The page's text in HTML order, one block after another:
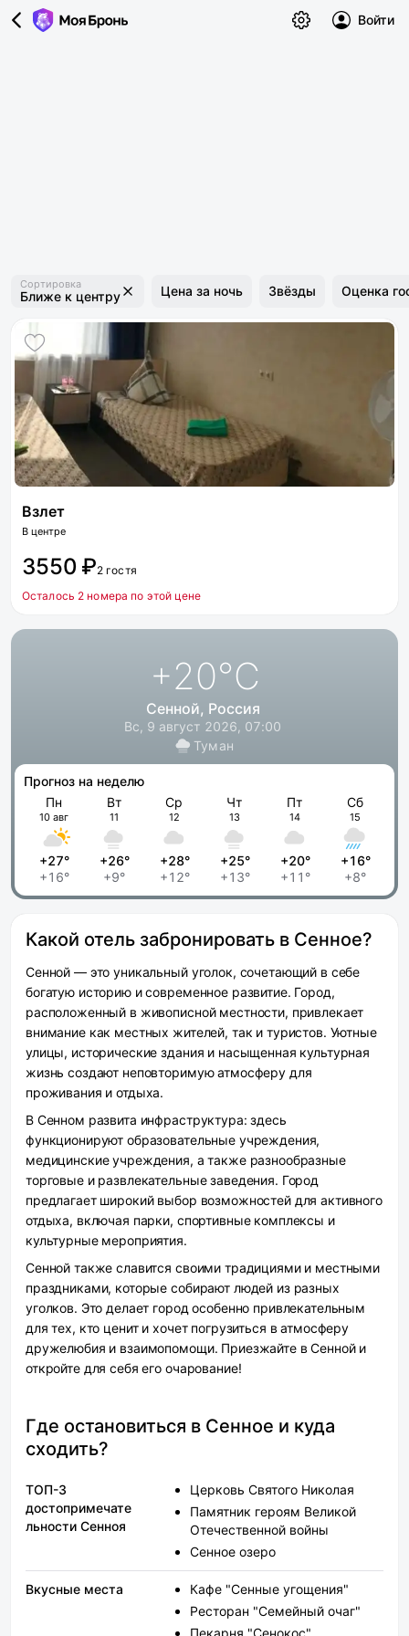
Войти
Сортировка
Ближе к центру Цена за ночь Звёзды Оценка
Взлет
В центре
3550 ₽2 гостя
Осталось 2 номера по этой цене
+20°C
Сенной, Россия
Вс, 9 август 2026, 07:00
Туман
Прогноз на неделю
Пн
10 авг
+27°
+16°
Вт
11
+26°
+9°
Ср
12
+28°
+12°
Чт
13
+25°
+13°
Пт
14
+20°
+11°
Сб
15
+16°
+8°
Какой отель забронировать в Сенное?
Сенной — это уникальный уголок, сочетающий в себе
богатую историю и современное развитие. Город,
расположенный в живописной местности, привлекает
внимание как местных жителей, так и туристов. Уютные
улицы, исторические здания и насыщенная культурная
жизнь создают неповторимую атмосферу для
проживания и отдыха.
В Сенном развита инфраструктура: здесь
функционируют образовательные учреждения,
медицинские учреждения, а также разнообразные
торговые и развлекательные заведения. Город
предлагает широкий выбор возможностей для активного
отдыха, включая парки, спортивные комплексы и
культурные мероприятия.
Сенной также славится своими традициями и местными
праздниками, которые собирают людей из разных
уголков. Это делает город особенно привлекательным
для тех, кто ценит и хочет погрузиться в атмосферу
дружелюбия и взаимопомощи. Приезжайте в Сенной и
откройте для себя его очарование!
Где остановиться в Сенное и куда
сходить?
ТОП-3
достопримечате
льности Сенноя
Церковь Святого Николая
Памятник героям Великой
Отечественной войны
Сенное озеро
Вкусные места
Кафе "Сенные угощения"
Ресторан "Семейный очаг"
Пекарня "Сенокос"